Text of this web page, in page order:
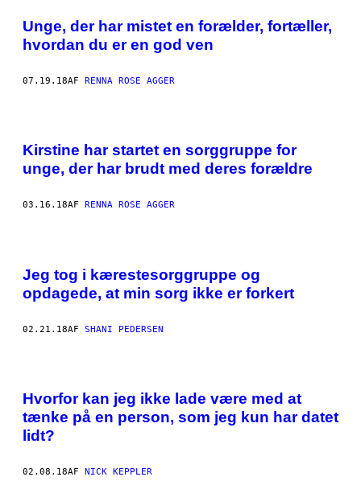
Unge, der har mistet en forælder, fortæller,
hvordan du er en god ven
07.19.18AF RENNA ROSE AGGER
Kirstine har startet en sorggruppe for
unge, der har brudt med deres forældre
03.16.18AF RENNA ROSE AGGER
Jeg tog i kærestesorggruppe og
opdagede, at min sorg ikke er forkert
02.21.18AF SHANI PEDERSEN
Hvorfor kan jeg ikke lade være med at
tænke på en person, som jeg kun har datet
lidt?
02.08.18AF NICK KEPPLER